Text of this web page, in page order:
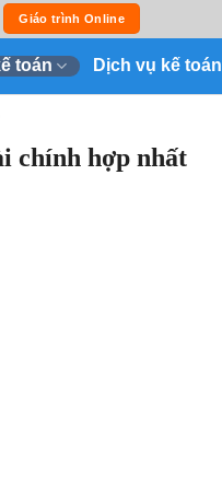
Giáo trình Online
toán Dịch vụ kế toán
chính hợp nhất